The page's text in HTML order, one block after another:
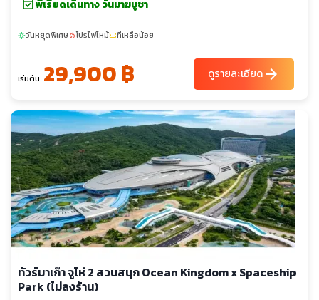
event_availableพีเรียดเดินทาง วันมาฆบูชา
sunnyวันหยุดพิเศษlocal_fire_departmentโปรไฟไหม้confirmation_numberที่เหลือน้อย
เริ่มต้น 29,900 ฿ ดูรายละเอียดarrow_forward
ทัวร์มาเก๊า จูไห่ 2 สวนสนุก Ocean Kingdom x Spaceship
Park (ไม่ลงร้าน)